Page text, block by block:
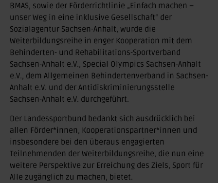
BMAS, sowie der Förderrichtlinie „Einfach machen –
unser Weg in eine inklusive Gesellschaft“ der
Sozialagentur Sachsen-Anhalt, wurde die
Weiterbildungsreihe in enger Kooperation mit dem
Behinderten- und Rehabilitations-Sportverband
Sachsen-Anhalt e.V., Special Olympics Sachsen-Anhalt
e.V., dem Allgemeinen Behindertenverband in Sachsen-
Anhalt e.V. und der Antidiskriminierungsstelle
Sachsen-Anhalt e.V. durchgeführt.
Der Landessportbund bedankt sich ausdrücklich bei
allen Förder*innen, Kooperationspartner*innen und
insbesondere bei den überaus engagierten
Teilnehmenden der Weiterbildungsreihe, die nun eine
weitere Perspektive zur Erreichung des Ziels, Sport für
Alle zugänglich zu machen, bietet.